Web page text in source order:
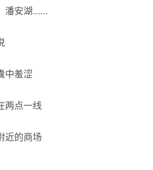
潘安湖......
中羞涩
两点一线
近的商场